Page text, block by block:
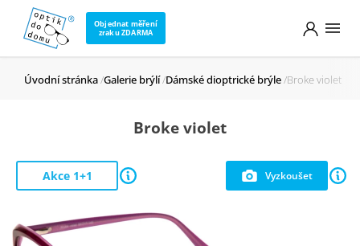
Objednat měření
zraku ZDARMA
Úvodní stránka Galerie brýlí Dámské dioptrické brýle Broke violet
Broke violet
Vyzkoušet
Akce 1+1